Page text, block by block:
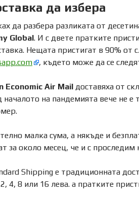
да избера
да разбера разликата от
Global. И с двете пратките
Нещата пристигат в 90% от
, където може да се
Economic Air Mail доставяха от
на пандемията вече не е
малка сума, а някъде и
за около месец, че и с проследим
Shipping е традиционната
4, 8 или 16 лева. а пратките